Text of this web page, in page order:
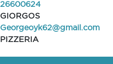
26600624
GIORGOS
Georgeoyk62@gmail.com
PIZZERIA